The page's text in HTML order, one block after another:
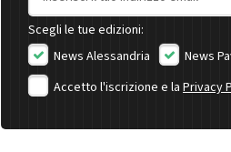
Scegli le tue edizioni:
News Alessandria
News
Accetto l'iscrizione e la Privacy